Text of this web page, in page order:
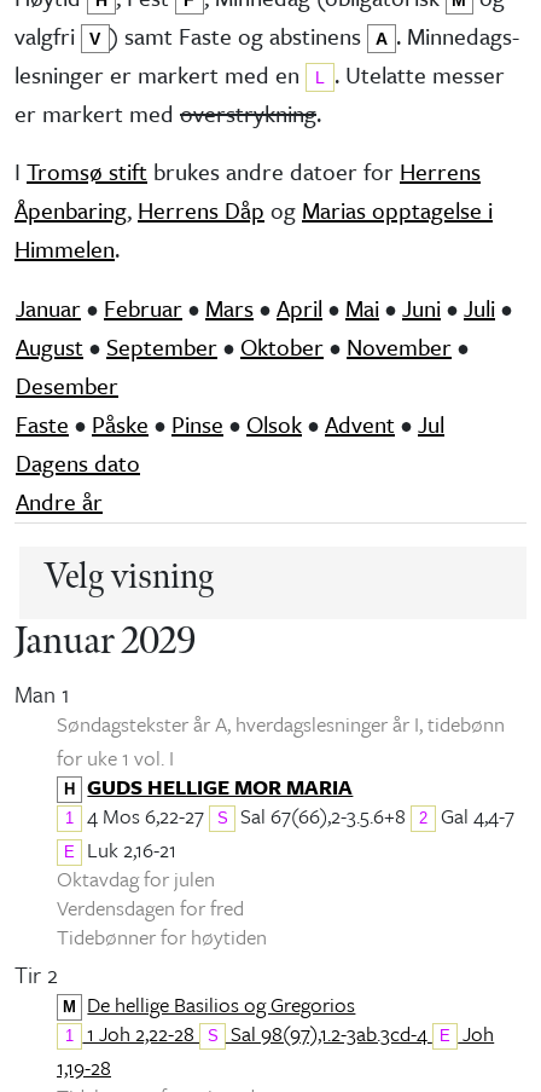
valg­fri
V ) samt Faste og abstinens A . Minnedags­
lesninger er markert med en
L
. Utelatte messer
er markert med overstrykning.
I Tromsø stift brukes andre datoer for Herrens
Åpenbaring, Herrens Dåp og Marias opptagelse i
Himmelen.
Januar• Februar• Mars•April • Mai•Juni•Juli•
August• September• Oktober• November•
Desember
Faste • Påske • Pinse • Olsok•Advent•Jul
Dagens dato
Andre år
Velg visning
Januar 2029
Man 1
Søndagstekster år A, hverdagslesninger år I, tidebønn
for uke 1 vol. I
H GUDS HELLIGE MOR MARIA
1 4 Mos 6,22-27 S Sal 67(66),2-3.5.6+8 2 Gal 4,4-7
E
Luk 2,16-21
Oktavdag for julen
Verdensdagen for fred
Tidebønner for høytiden
Tir 2
M De hellige Basilios og Gregorios
1 1 Joh 2,22-28 S Sal 98(97),1.2-3ab.3cd-4 E
Joh
1,19-28